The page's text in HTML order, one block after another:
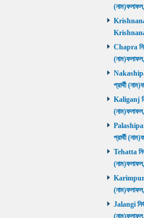
Chapra
প্রার্থী
Kaliganj
প্রার্থী
Tehatta
Karimpur
Jalangi